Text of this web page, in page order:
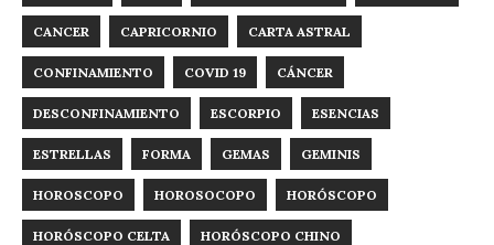
CANCER CAPRICORNIO CARTA ASTRAL
CONFINAMIENTO COVID 19 CÁNCER
DESCONFINAMIENTO ESCORPIO ESENCIAS
ESTRELLAS FORMA GEMAS GEMINIS
HOROSCOPO HOROSOCOPO HORÓSCOPO
HORÓSCOPO CELTA HORÓSCOPO CHINO